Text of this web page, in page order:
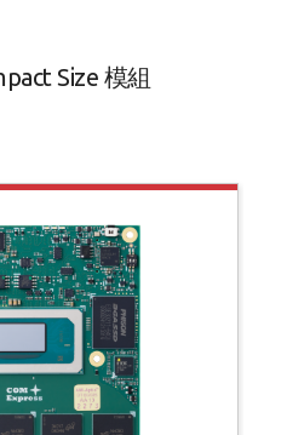
Size 模組